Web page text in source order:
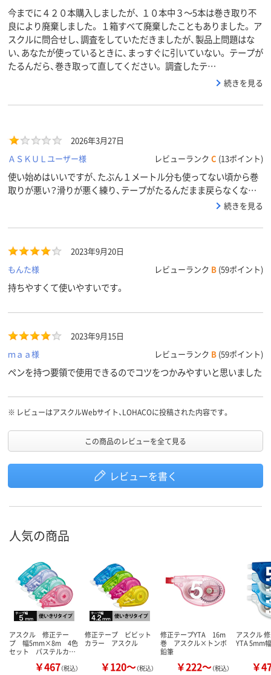
今までに４２０本購入しましたが、 １０本中３～5本は巻き取り不
良により廃棄しました。 １箱すべて廃棄したこともありました。 ア
スクルに問合せし、調査をしていただきましたが、製品上問題はな
い、あなたが使っているときに、まっすぐに引いていない。 テープが
たるんだら、巻き取って直してください。 調査したテ…
続きを見る
2026年3月27日
ＡＳＫＵＬユーザー様
レビューランク C (13ポイント)
使い始めはいいですが、たぶん１メートル分も使ってない頃から巻
取りが悪い？滑りが悪く練り、テープがたるんだまま戻らなくなり
ます。今のところ同じ箱から出したもの４本連続でそうなります。
続きを見る
2023年9月20日
もんた様
レビューランク B (59ポイント)
持ちやすくて使いやすいです。
2023年9月15日
ｍａａ様
レビューランク B (59ポイント)
ペンを持つ要領で使用できるのでコツをつかみやすいと思いました
※ レビューはアスクルWebサイト、LOHACOに投稿された内容です。
この商品のレビューを全て見る
レビューを書く
人気の商品
アスクル 修正テー
プ 幅5mm×8m 4色
セット パステルカ…
￥467（税込）
修正テープ ビビット
カラー アスクル
￥120～（税込）
修正テープYTA 16m
巻 アスクル×トンボ
鉛筆
￥222～（税込）
アスクル
YTA 5mm
￥